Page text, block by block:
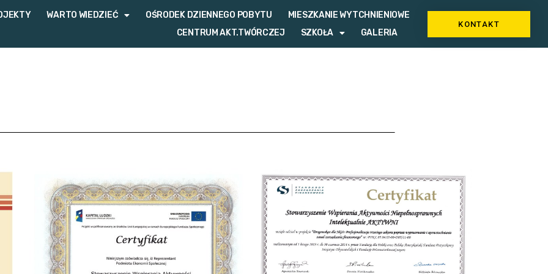
WARTO WIEDZIEĆ OŚRODEK DZIENNEGO POBYTU
MIESZKANIE WYTCHNIENIOWE
CENTRUM AKT.TWÓRCZEJ
SZKOŁA GALERIA
KONTAKT